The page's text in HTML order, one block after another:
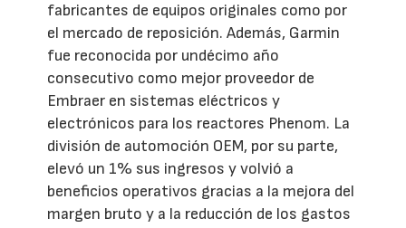
fabricantes de equipos originales como por
el mercado de reposición. Además, Garmin
fue reconocida por undécimo año
consecutivo como mejor proveedor de
Embraer en sistemas eléctricos y
electrónicos para los reactores Phenom. La
división de automoción OEM, por su parte,
elevó un 1% sus ingresos y volvió a
beneficios operativos gracias a la mejora del
margen bruto y a la reducción de los gastos